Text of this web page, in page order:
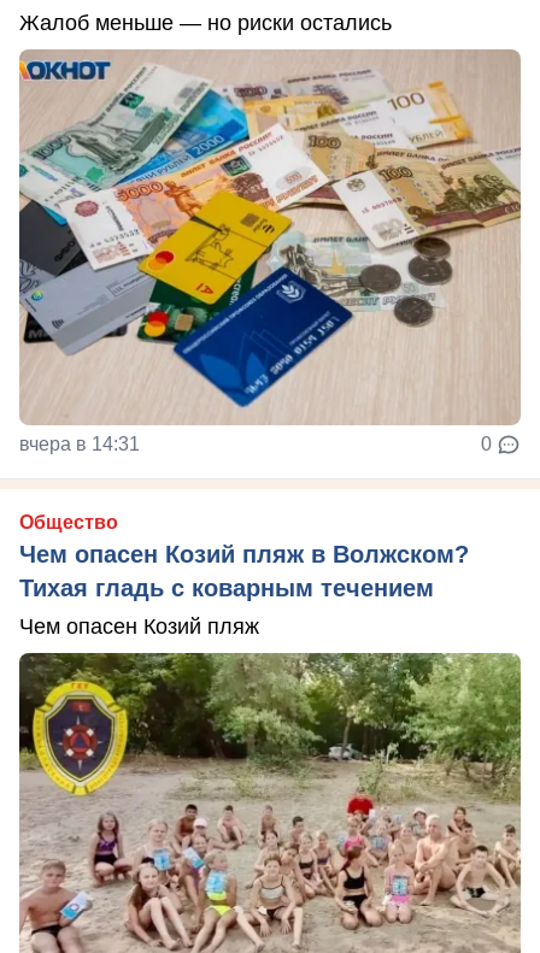
Жалоб меньше — но риски остались
вчера в 14:31 0
Общество
Чем опасен Козий пляж в Волжском?
Тихая гладь с коварным течением
Чем опасен Козий пляж